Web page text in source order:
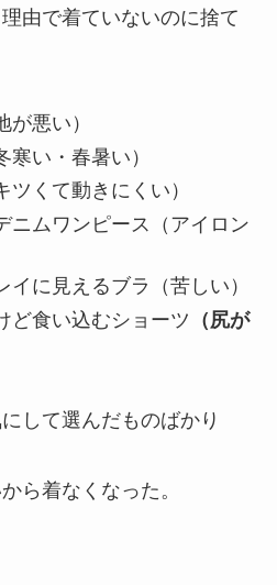
由で着ていないのに捨て
悪い）
い・春暑い）
くて動きにくい）
ニムワンピース（アイロン
に見えるブラ（苦しい）
ど食い込むショーツ （尻が
して選んだものばかり
ら着なくなった。